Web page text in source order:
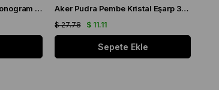
Aker Pembe Elegance Monogram Eşarp 1090500 - 994 Aker Pudra Pembe Kristal Eşarp 3030200 - 992
$ 11.11
$ 27.78
Sepete Ekle